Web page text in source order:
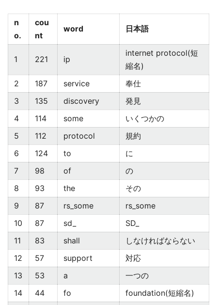
n
o.
cou
nt
word 日本語
1 221 ip
internet protocol(短
縮名)
2
187 service
奉仕
3
135 discovery
発見
4
114 some
いくつかの
5
112 protocol
規約
6
124 to
に
7
98 of
の
8
93 the
その
9
87 rs_some
rs_some
10
87 sd_
SD_
11
83 shall
しなければならない
12
57 support
対応
13
53 a
一つの
14
44 fo
foundation(短縮名)